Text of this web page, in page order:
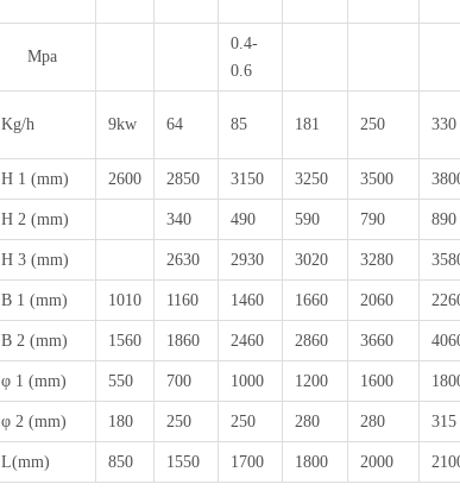
Mpa
0.4-
0.6
Kg/h 9kw 64 85 181 250 330
H 1 (mm) 2600 2850 3150 3250 3500
H 2 (mm) 340 490 590 790 890
H 3 (mm) 2630 2930 3020 3280
B 1 (mm) 1010 1160 1460 1660 2060
B 2 (mm) 1560 1860 2460 2860 3660
φ 1 (mm) 550 700 1000 1200 1600
φ 2 (mm) 180 250 250 280 280 315
L(mm) 850 1550 1700 1800 2000